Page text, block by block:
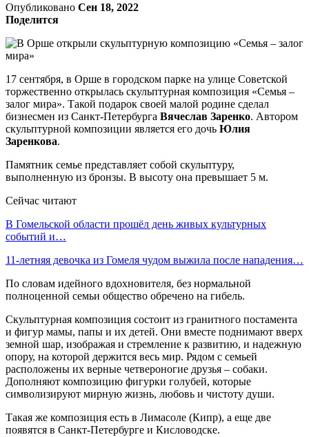
Опубликовано Сен 18, 2022
Поделится
17 сентября, в Орше в городском парке на улице Советской
торжественно открылась скульптурная композиция «Семья –
залог мира». Такой подарок своей малой родине сделал
бизнесмен из Санкт-Петербурга Вячеслав Заренко. Автором
скульптурной композиции является его дочь Юлия
Заренкова.
Памятник семье представляет собой скульптуру,
выполненную из бронзы. В высоту она превышает 5 м.
Сейчас читают
В Гомельской области прошёл день живых культурных
событий и…
11-летняя девочка из Гомеля чудом выжила после нападения…
По словам идейного вдохновителя, без нормальной
полноценной семьи общество обречено на гибель.
Скульптурная композиция состоит из гранитного постамента
и фигур мамы, папы и их детей. Они вместе поднимают вверх
земной шар, изображая и стремление к развитию, и надежную
опору, на которой держится весь мир. Рядом с семьей
расположены их верные четвероногие друзья – собаки.
Дополняют композицию фигурки голубей, которые
символизируют мирную жизнь, любовь и чистоту души.
Такая же композиция есть в Лимасоле (Кипр), а еще две
появятся в Санкт-Петербурге и Кисловодске.